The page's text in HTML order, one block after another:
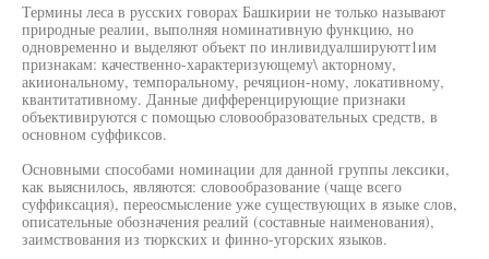
Термины леса в русских говорах Башкирии не только называют
природные реалии, выполняя номинативную функцию, но
одновременно и выделяют объект по инливидуалшируютт1им
признакам: качественно-характеризующему\ акторному,
акииональному, темпоральному, речяцион-ному, локативному,
квантитативному. Данные дифференцирующие признаки
объективируются с помощью словообразовательных средств, в
основном суффиксов.
Основными способами номинации для данной группы лексики,
как выяснилось, являются: словообразование (чаще всего
суффиксация), переосмысление уже существующих в языке слов,
описательные обозначения реалий (составные наименования),
заимствования из тюркских и финно-угорских языков.